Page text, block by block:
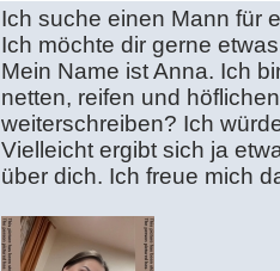
Ich suche einen Mann für
Ich möchte dir gerne
Mein Name ist Anna. Ich
netten, reifen und
weiterschreiben? Ich
Vielleicht ergibt sich ja
über dich. Ich freue mich